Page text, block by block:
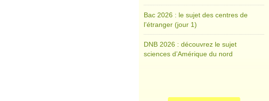
Bac 2026 : le sujet des centres de
l’étranger (jour 1)
DNB 2026 : découvrez le sujet
sciences d’Amérique du nord